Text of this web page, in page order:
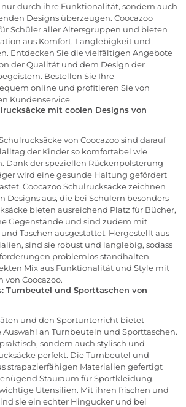
durch ihre Funktionalität, sondern auch
Designs überzeugen. Coocazoo
Schüler aller Altersgruppen und bieten
aus Komfort, Langlebigkeit und
Entdecken Sie die vielfältigen Angebote
der Qualität und dem Design der
Bestellen Sie Ihre
online und profitieren Sie von
Kundenservice.
mit coolen Designs von
von Coocazoo sind darauf
der Kinder so komfortabel wie
Dank der speziellen Rückenpolsterung
wird eine gesunde Haltung gefördert
Coocazoo Schulrucksäcke zeichnen
Designs aus, die bei Schülern besonders
bieten ausreichend Platz für Bücher,
Gegenstände und sind zudem mit
Taschen ausgestattet. Hergestellt aus
sind sie robust und langlebig, sodass
problemlos standhalten.
Mix aus Funktionalität und Style mit
von Coocazoo.
Turnbeutel und Sporttaschen von
und den Sportunterricht bietet
Auswahl an Turnbeuteln und Sporttaschen.
sondern auch stylisch und
perfekt. Die Turnbeutel und
strapazierfähigen Materialien gefertigt
Stauraum für Sportkleidung,
Utensilien. Mit ihren frischen und
sie ein echter Hingucker und bei